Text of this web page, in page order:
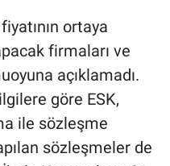
ortaya
firmaları ve
açıklamadı.
göre ESK,
ile sözleşme
sözleşmeler de